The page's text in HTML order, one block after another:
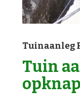
Tuinaanleg
Tuin